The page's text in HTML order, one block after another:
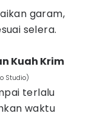
garam,
selera.
Kuah Krim
Studio)
terlalu
waktu